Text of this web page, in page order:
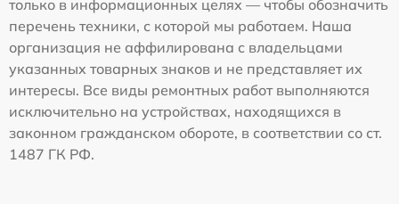
только в информационных целях — чтобы обозначить
перечень техники, с которой мы работаем. Наша
организация не аффилирована с владельцами
указанных товарных знаков и не представляет их
интересы. Все виды ремонтных работ выполняются
исключительно на устройствах, находящихся в
законном гражданском обороте, в соответствии со ст.
1487 ГК РФ.